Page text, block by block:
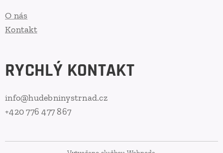
O nás
Kontakt
RYCHLÝ KONTAKT
info@hudebninystrnad.cz
+420 776 477 867